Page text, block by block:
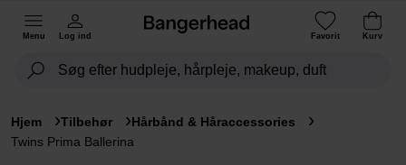
Menu Log ind Favorit Kurv
Hjem Tilbehør
Hårbånd & Håraccessories
Twins Prima Ballerina